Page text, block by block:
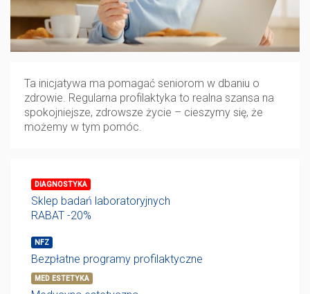
Ta inicjatywa ma pomagać seniorom w dbaniu o
zdrowie. Regularna profilaktyka to realna szansa na
spokojniejsze, zdrowsze życie – cieszymy się, że
możemy w tym pomóc.
DIAGNOSTYKA
Sklep badań laboratoryjnych
RABAT -20%
NFZ
Bezpłatne programy profilaktyczne
MED ESTETYKA